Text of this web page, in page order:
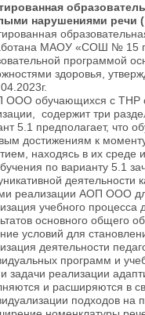
нарушениями речи
МАОУ «СОШ № 15 г.
программой
здоровья,
обучающихся с ТНР
содержит три
5.1 предполагает, что
достижениям к
находясь в их
по варианту 5.1
деятельности
реализации АОП ООО
учебного
основного
условий для
деятельности
программ и
задачи реализации
и расширяются в
подходов на